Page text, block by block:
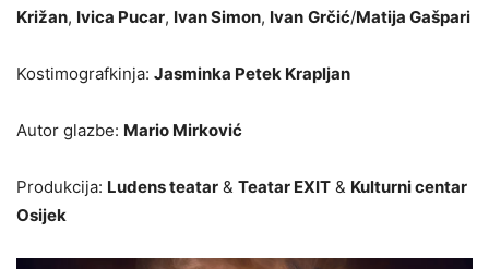
Križan, Ivica Pucar, Ivan Simon, Ivan Grčić/Matija Gašpari
Kostimografkinja: Jasminka Petek Krapljan
Autor glazbe: Mario Mirković
Produkcija: Ludens teatar & Teatar EXIT & Kulturni centar
Osijek